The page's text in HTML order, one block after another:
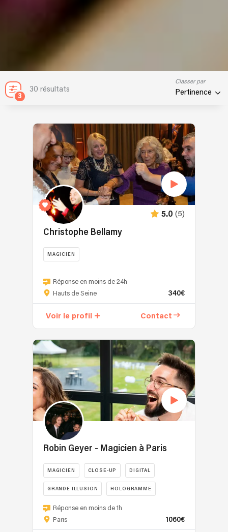
3
30 résultats
Classer par
Pertinence
5.0 (5)
Christophe Bellamy
MAGICIEN
plus
de
20
ans,
magie
en
une
véritable
expérience
émotionnelle.
D’abord
autodidacte,
il
son
art
en
intégrant
le
Double
Réponse en moins de 24h
Hauts de Seine
340€
Voir le profil Contact
Robin Geyer - Magicien à Paris
MAGICIEN CLOSE-UP DIGITAL
GRANDE ILLUSION HOLOGRAMME
Robin
Geyer
Réponse en moins de 1h
Paris
1060€